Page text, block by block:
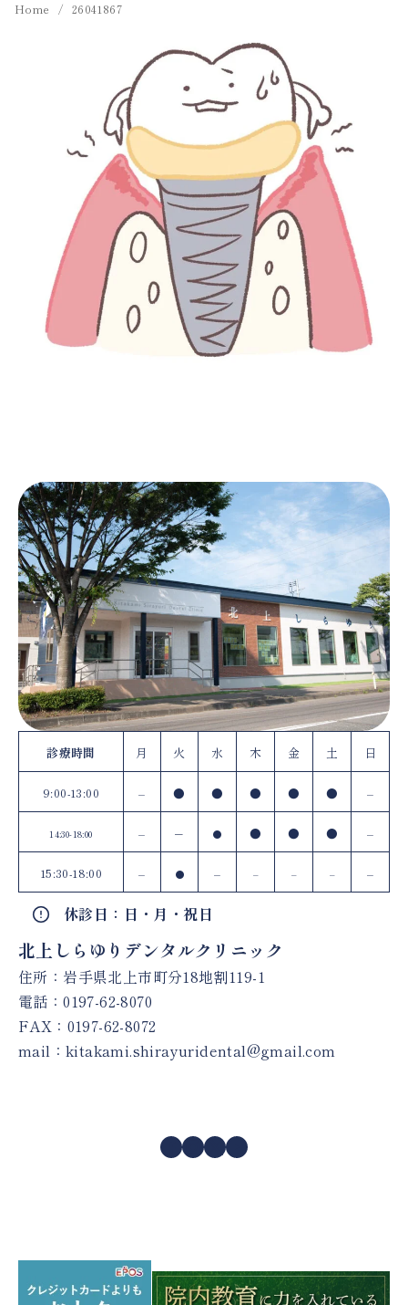
Home 26041867
診療時間 月 火 水 木 金 土 日
9:00-13:00 – ● ● ● ● ● –
14:30-18:00 – – ● ● ● ● –
15:30-18:00 – ● – – – – –
休診日：日・月・祝日
北上しらゆりデンタルクリニック
住所：岩手県北上市町分18地割119-1
電話：0197-62-8070
FAX：0197-62-8072
mail： kitakami.shirayuridental@gmail.com
Facebook InstagramXYouTube